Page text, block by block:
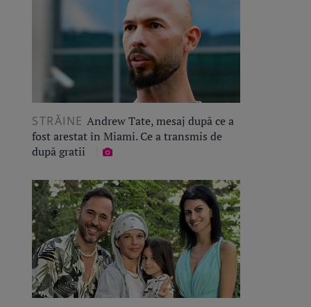
STRĂINE Andrew Tate, mesaj după ce a
fost arestat în Miami. Ce a transmis de
după gratii